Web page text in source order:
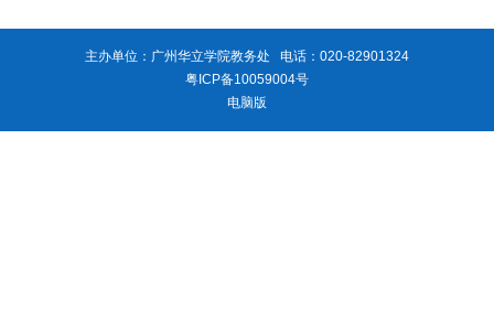
主办单位：广州华立学院教务处 电话：020-82901324
粤ICP备10059004号
电脑版